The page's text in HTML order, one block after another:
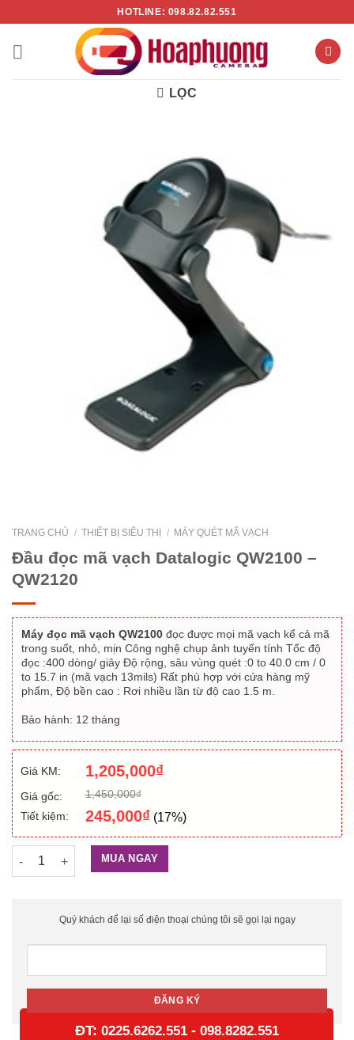
nội
HOTLINE: 098.82.82.551
LỌC
TRANG CHỦ / THIẾT BỊ SIÊU THỊ / MÁY QUÉT MÃ VẠCH
Đầu đọc mã vạch Datalogic QW2100 –
QW2120
Máy đọc mã vạch QW2100 đọc được mọi mã vạch kể cả mã
trong suốt, nhỏ, mịn Công nghệ chụp ảnh tuyến tính Tốc độ
đọc :400 dòng/ giây Độ rộng, sâu vùng quét :0 to 40.0 cm / 0
to 15.7 in (mã vạch 13mils) Rất phù hợp với cửa hàng mỹ
phẩm, Độ bền cao : Rơi nhiều lần từ độ cao 1.5 m.
Bảo hành: 12 tháng
Giá KM: 1,205,000₫
Giá gốc: 1,450,000₫
Tiết kiệm:
245,000₫ (17%)
Đầu đọc mã vạch Datalogic QW2100 - QW2120 số lượng
MUA NGAY
Quý khách để lại số điện thoại chúng tôi sẽ gọi lại ngay
ĐT: 0225.6262.551 - 098.8282.551